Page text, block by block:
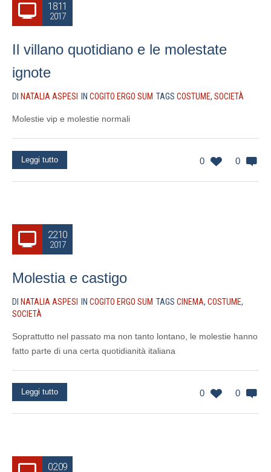
18.11
2017
Il villano quotidiano e le molestate
ignote
DI NATALIA ASPESI IN COGITO ERGO SUM TAGS COSTUME, SOCIETÀ
Molestie vip e molestie normali
0 0
Leggi tutto
22.10
2017
Molestia e castigo
DI NATALIA ASPESI IN COGITO ERGO SUM TAGS CINEMA, COSTUME,
SOCIETÀ
Soprattutto nel passato ma non tanto lontano, le molestie hanno
fatto parte di una certa quotidianità italiana
0 0
Leggi tutto
02.09